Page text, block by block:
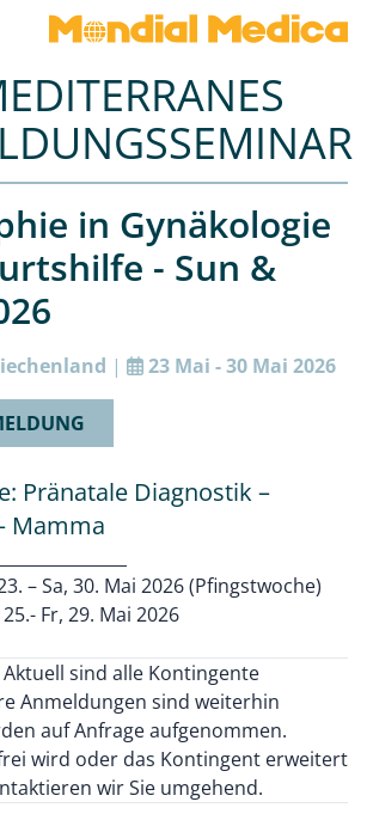
in Gynäkologie
- Sun &
| 23 Mai - 30 Mai 2026
Pränatale Diagnostik –
Mamma
– Sa, 30. Mai 2026 (Pfingstwoche)
Fr, 29. Mai 2026
Aktuell sind alle Kontingente
Anmeldungen sind weiterhin
auf Anfrage aufgenommen.
wird oder das Kontingent erweitert
wir Sie umgehend.